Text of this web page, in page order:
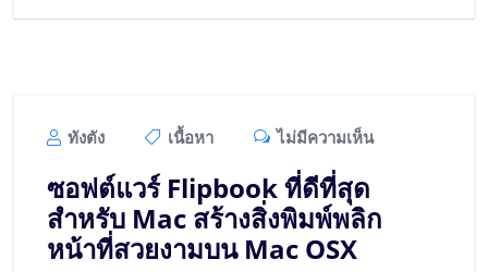
ทังตัง เนื้อหา ไม่มีความเห็น
ซอฟต์แวร์ Flipbook ที่ดีที่สุด
สำหรับ Mac สร้างสิ่งพิมพ์พลิก
หน้าที่สวยงามบน Mac OSX